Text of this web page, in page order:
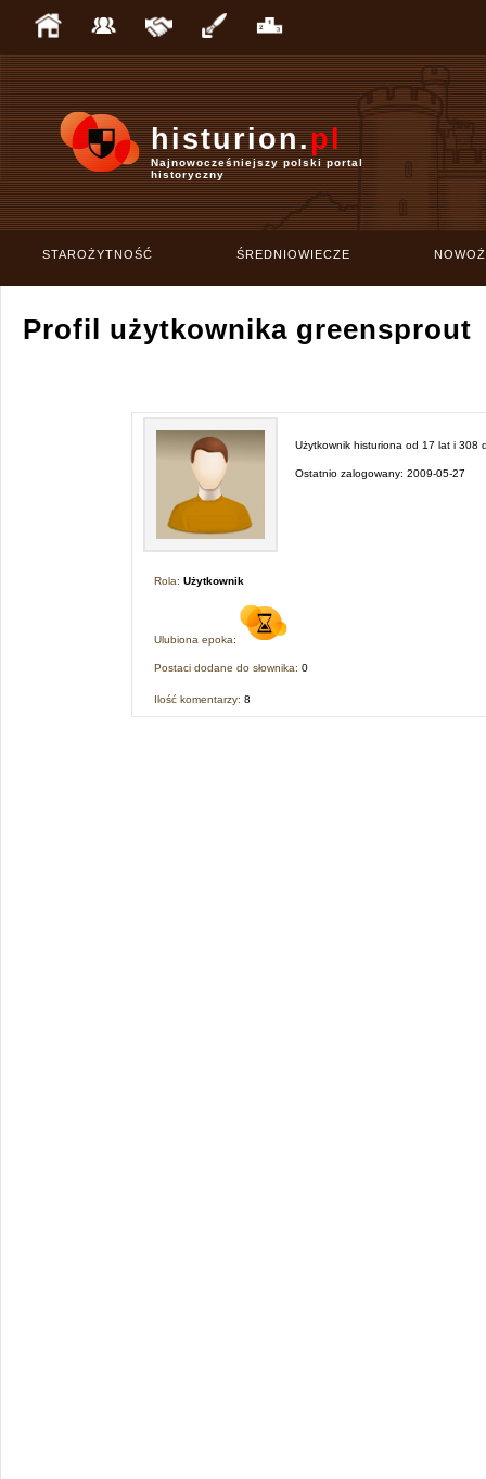
histurion.pl
Najnowocześniejszy polski portal
historyczny
STAROŻYTNOŚĆ ŚREDNIOWIECZE
Profil użytkownika greensprout
Użytkownik histuriona od 17 lat i 308
Ostatnio zalogowany: 2009-05-27
Rola: Użytkownik
Ulubiona epoka:
Postaci dodane do słownika: 0
Ilość komentarzy: 8